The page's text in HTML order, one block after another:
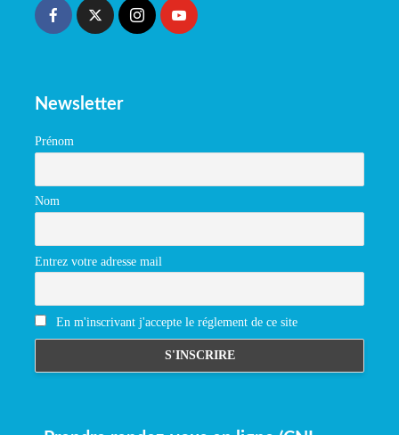
Newsletter
Prénom
Nom
Entrez votre adresse mail
En m'inscrivant j'accepte le réglement de ce site